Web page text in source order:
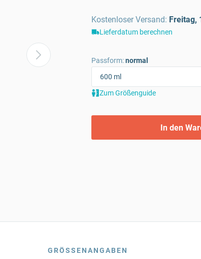
Kostenloser Versand: Freitag,
Lieferdatum berechnen
Passform:normal
Zum Größenguide
In den
GRÖSSENANGABEN